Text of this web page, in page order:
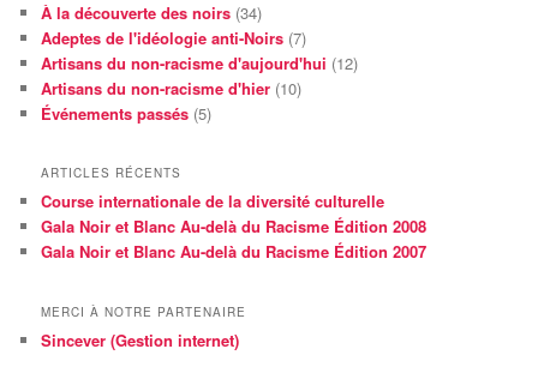
À la découverte des noirs (34)
Adeptes de l'idéologie anti-Noirs (7)
Artisans du non-racisme d'aujourd'hui (12)
Artisans du non-racisme d'hier (10)
Événements passés (5)
ARTICLES RÉCENTS
Course internationale de la diversité culturelle
Gala Noir et Blanc Au-delà du Racisme Édition 2008
Gala Noir et Blanc Au-delà du Racisme Édition 2007
MERCI À NOTRE PARTENAIRE
Sincever (Gestion internet)